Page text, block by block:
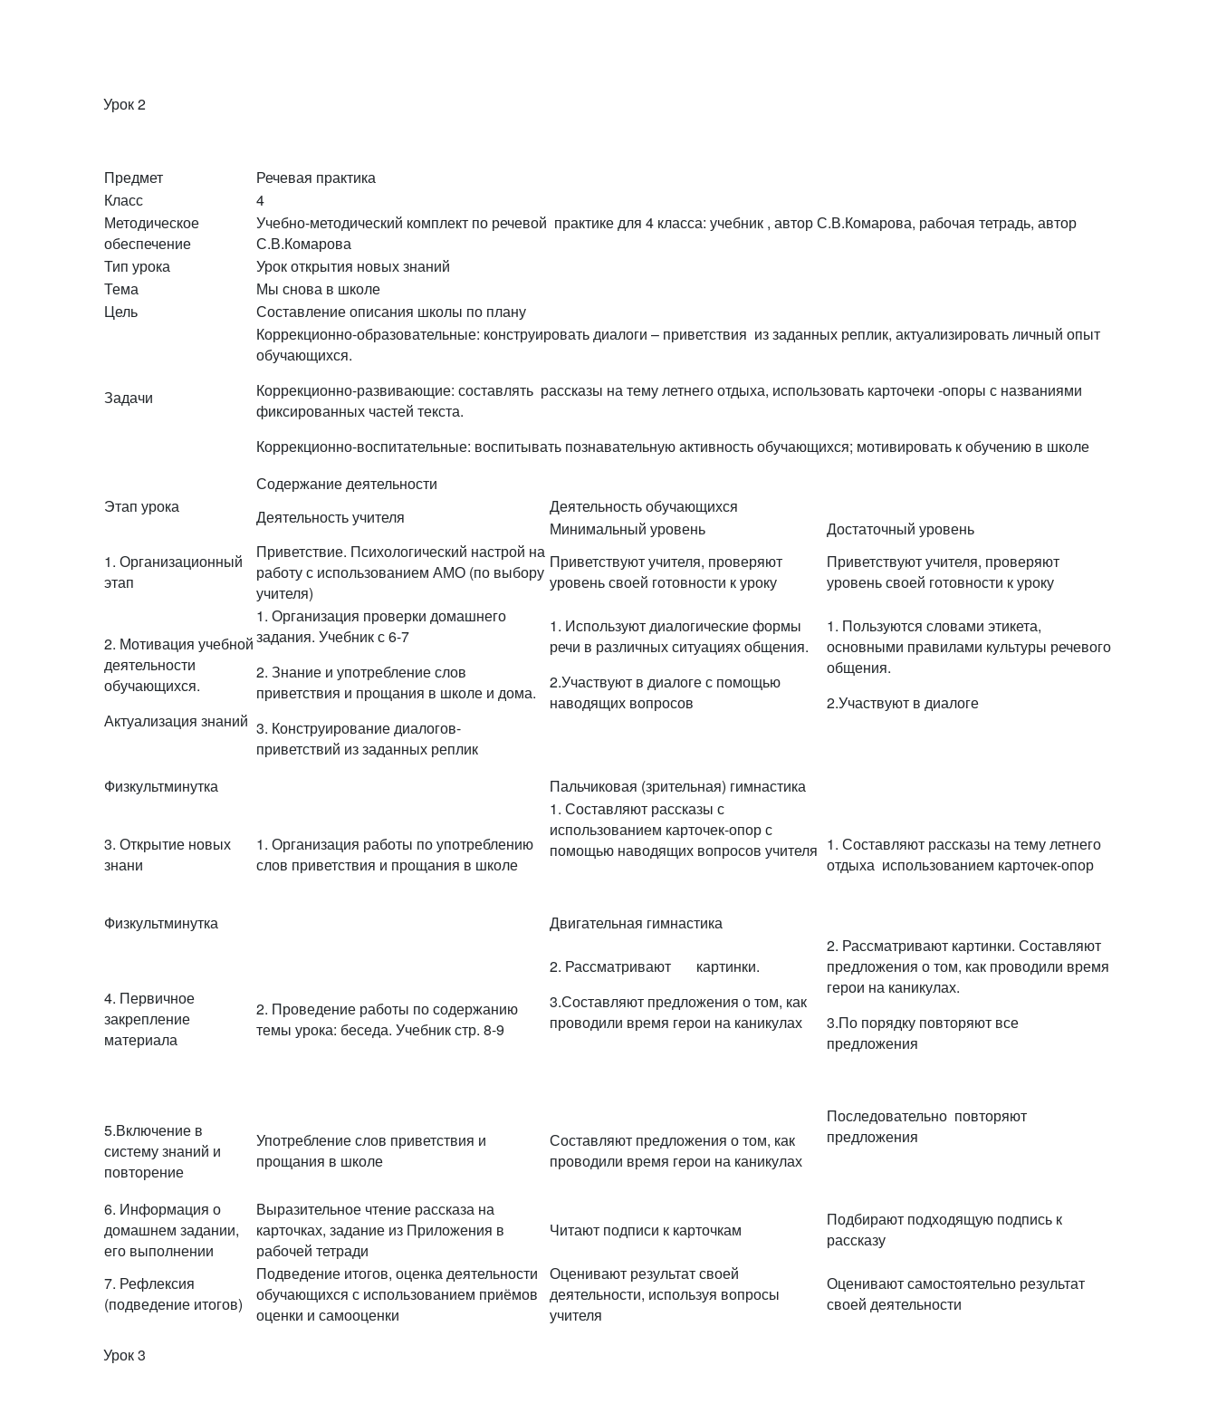
Урок 2
Предмет
Речевая практика
Класс
4
Методическое
обеспечение
Учебно-методический комплект по речевой практике для 4 класса: учебник , автор С.В.Комарова, рабочая тетрадь, автор
С.В.Комарова
Тип урока
Урок открытия новых знаний
Тема
Мы снова в школе
Цель
Составление описания школы по плану
Задачи
Коррекционно-образовательные: конструировать диалоги – приветствия из заданных реплик, актуализировать личный опыт
обучающихся.
Коррекционно-развивающие: составлять рассказы на тему летнего отдыха, использовать карточеки -опоры с названиями
фиксированных частей текста.
Коррекционно-воспитательные: воспитывать познавательную активность обучающихся; мотивировать к обучению в школе
Этап урока
Содержание деятельности
Деятельность учителя
Деятельность обучающихся
Минимальный уровень
Достаточный уровень
1. Организационный
этап
Приветствие. Психологический настрой на
работу с использованием АМО (по выбору
учителя)
Приветствуют учителя, проверяют
уровень своей готовности к уроку
Приветствуют учителя, проверяют
уровень своей готовности к уроку
2. Мотивация учебной
деятельности
обучающихся.
Актуализация знаний
1. Организация проверки домашнего
задания. Учебник с 6-7
2. Знание и употребление слов
приветствия и прощания в школе и дома.
3. Конструирование диалогов-
приветствий из заданных реплик
1. Используют диалогические формы
речи в различных ситуациях общения.
2.Участвуют в диалоге с помощью
наводящих вопросов
1. Пользуются словами этикета,
основными правилами культуры речевого
общения.
2.Участвуют в диалоге
Физкультминутка Пальчиковая (зрительная) гимнастика
3. Открытие новых
знани
1. Организация работы по употреблению
слов приветствия и прощания в школе
1. Составляют рассказы с
использованием карточек-опор с
помощью наводящих вопросов учителя 1. Составляют рассказы на тему летнего
отдыха использованием карточек-опор
Физкультминутка Двигательная гимнастика
4. Первичное
закрепление
материала
2. Проведение работы по содержанию
темы урока: беседа. Учебник стр. 8-9
2. Рассматривают картинки.
3.Составляют предложения о том, как
проводили время герои на каникулах
2. Рассматривают картинки. Составляют
предложения о том, как проводили время
герои на каникулах.
3.По порядку повторяют все
предложения
5.Включение в
систему знаний и
повторение
Употребление слов приветствия и
прощания в школе
Составляют предложения о том, как
проводили время герои на каникулах
Последовательно повторяют
предложения
6. Информация о
домашнем задании,
его выполнении
Выразительное чтение рассказа на
карточках, задание из Приложения в
рабочей тетради
Читают подписи к карточкам
Подбирают подходящую подпись к
рассказу
7. Рефлексия
(подведение итогов)
Подведение итогов, оценка деятельности
обучающихся с использованием приёмов
оценки и самооценки
Оценивают результат своей
деятельности, используя вопросы
учителя
Оценивают самостоятельно результат
своей деятельности
Урок 3